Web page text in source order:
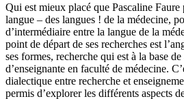
Qui est mieux placé que Pascaline
langue – des langues ! de la médecine,
d’intermédiaire entre la langue de la
point de départ de ses recherches est
ses formes, recherche qui est à la base
d’enseignante en faculté de médecine.
dialectique entre recherche et
permis d’explorer les différents aspects